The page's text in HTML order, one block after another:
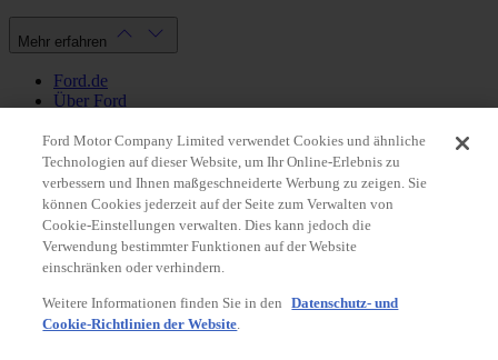
Mehr erfahren
Ford.de
Über Ford
Datenschutzbestimmungen
Impressum
Mein Konto
Login / Registrierung
Meine Bestellungen
Land ändern
Ford Motor Company Limited verwendet Cookies und ähnliche
Technologien auf dieser Website, um Ihr Online-Erlebnis zu
verbessern und Ihnen maßgeschneiderte Werbung zu zeigen. Sie
können Cookies jederzeit auf der Seite zum Verwalten von
Cookie-Einstellungen verwalten. Dies kann jedoch die
Verwendung bestimmter Funktionen auf der Website
einschränken oder verhindern.
Weitere Informationen finden Sie in den
Datenschutz- und
Cookie-Richtlinien der Website.